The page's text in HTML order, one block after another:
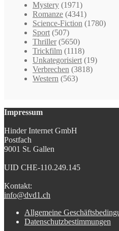
Mystery (1971)
Romanze (4341)
Science-Fiction (1780)
Sport (507)
Thriller (5650)
Trickfilm (1118)
Unkategorisiert (19)
Verbrechen (3818)
Western (563)
Impressum
Hinder Internet GmbH
Postfach
9001 St. Gallen
UID CHE-110.249.145
Kontakt:
info@dvd1.ch
Allgemeine
Datenschutzbestimmungen